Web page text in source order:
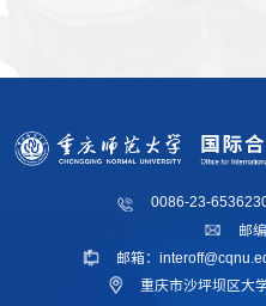
0086-23-
邮
邮箱：
重庆市沙坪坝区大